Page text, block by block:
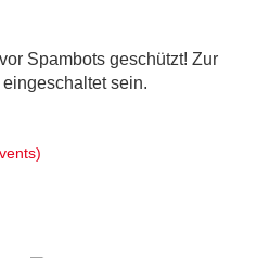
Spambots geschützt! Zur
sein.